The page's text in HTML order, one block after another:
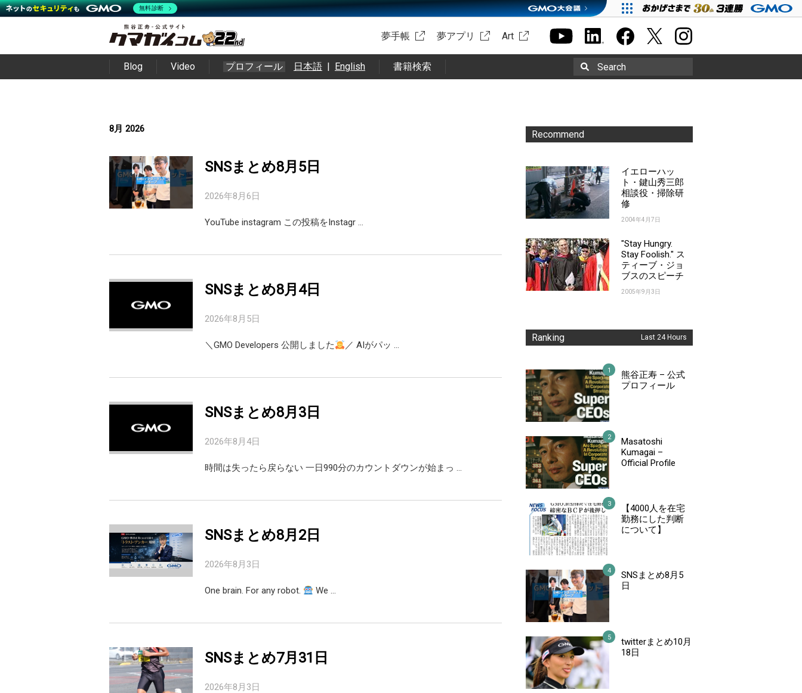
夢手帳 夢アプリ Art
Blog Video プロフィール 日本語 | English 書籍検索 Search
8月 2026
SNSまとめ8月5日
2026年8月6日
YouTube instagram この投稿をInstagr …
SNSまとめ8月4日
2026年8月5日
＼GMO Developers 公開しました ／ AIがパッ …
SNSまとめ8月3日
2026年8月4日
時間は失ったら戻らない 一日990分のカウントダウンが始まっ …
SNSまとめ8月2日
2026年8月3日
One brain. For any robot. We …
SNSまとめ7月31日
2026年8月3日
Recommend
イエローハッ
ト・鍵山秀三郎
相談役・掃除研
修
2004年4月7日
"Stay Hungry.
Stay Foolish." ス
ティーブ・ジョ
ブスのスピーチ
2005年9月3日
Ranking Last 24 Hours
熊谷正寿 – 公式
プロフィール
Masatoshi
Kumagai –
Official Profile
【4000人を在宅
勤務にした判断
について】
SNSまとめ8月5
日
twitterまとめ10月
18日
無料診断